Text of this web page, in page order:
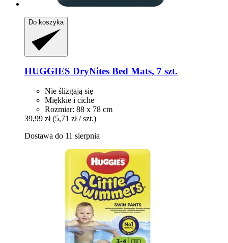
Do koszyka
HUGGIES DryNites Bed Mats, 7 szt.
Nie ślizgają się
Miękkie i ciche
Rozmiar: 88 x 78 cm
39,99 zł (5,71 zł / szt.)
Dostawa do 11 sierpnia